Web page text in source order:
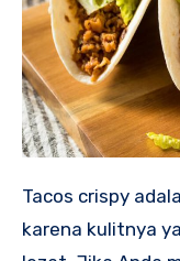
Tacos crispy adalah varian tacos yang terkenal
karena kulitnya